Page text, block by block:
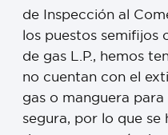
de Inspección al
los puestos semifijos
de gas L.P., hemos
no cuentan con el
gas o manguera
segura, por lo que se